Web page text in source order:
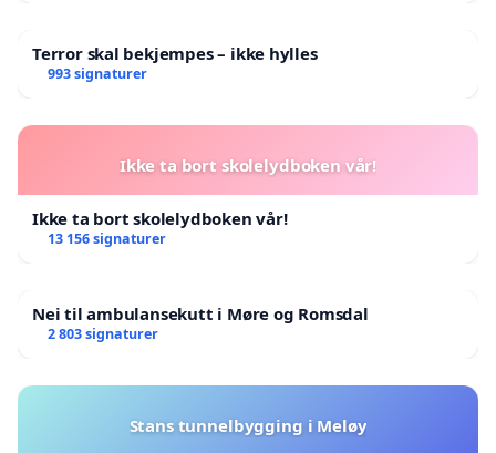
Terror skal bekjempes – ikke hylles
993 signaturer
Ikke ta bort skolelydboken vår!
Ikke ta bort skolelydboken vår!
13 156 signaturer
Nei til ambulansekutt i Møre og Romsdal
2 803 signaturer
Stans tunnelbygging i Meløy